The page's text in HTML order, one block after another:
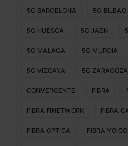
5G BARCELONA 5G BILBAO
5G HUESCA 5G JAEN
5G MALAGA 5G MURCIA
5G VIZCAYA 5G ZARAGOZA
CONVERGENTE FIBRA
FIBRA FINETWORK FIBRA
FIBRA OPTICA FIBRA YOIGO